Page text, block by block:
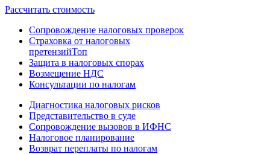
Рассчитать стоимость
Сопровождение налоговых проверок
Страховка от налоговых
претензийТоп
Защита в налоговых спорах
Возмещение НДС
Консультации по налогам
Диагностика налоговых рисков
Представительство в суде
Сопровождение вызовов в ИФНС
Налоговое планирование
Возврат переплаты по налогам